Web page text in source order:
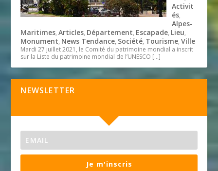
Activit
és,
Alpes-
Maritimes,Articles, Département, Escapade, Lieu,
Monument, News Tendance, Société, Tourisme,Ville
Mardi 27 juillet 2021, le Comité du patrimoine mondial a inscrit
sur la Liste du patrimoine mondial de l’UNESCO […]
NEWSLETTER
Je m'inscris